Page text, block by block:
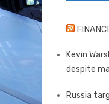
Kevin
despite
Russia